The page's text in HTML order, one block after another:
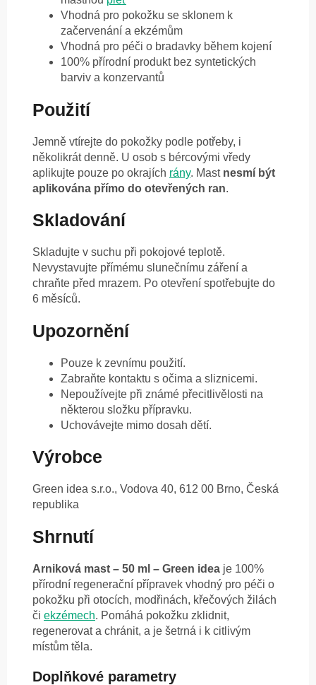
Vhodná pro pokožku se sklonem k
začervenání a ekzémům
Vhodná pro péči o bradavky během kojení
100% přírodní produkt bez syntetických
barviv a konzervantů
Použití
Jemně vtírejte do pokožky podle potřeby, i
několikrát denně. U osob s bércovými vředy
aplikujte pouze po okrajích rány. Mast nesmí být
aplikována přímo do otevřených ran.
Skladování
Skladujte v suchu při pokojové teplotě.
Nevystavujte přímému slunečnímu záření a
chraňte před mrazem. Po otevření spotřebujte do
6 měsíců.
Upozornění
Pouze k zevnímu použití.
Zabraňte kontaktu s očima a sliznicemi.
Nepoužívejte při známé přecitlivělosti na
některou složku přípravku.
Uchovávejte mimo dosah dětí.
Výrobce
Green idea s.r.o., Vodova 40, 612 00 Brno, Česká
republika
Shrnutí
Arniková mast – 50 ml – Green idea je 100%
přírodní regenerační přípravek vhodný pro péči o
pokožku při otocích, modřinách, křečových žilách
či ekzémech. Pomáhá pokožku zklidnit,
regenerovat a chránit, a je šetrná i k citlivým
místům těla.
Doplňkové parametry